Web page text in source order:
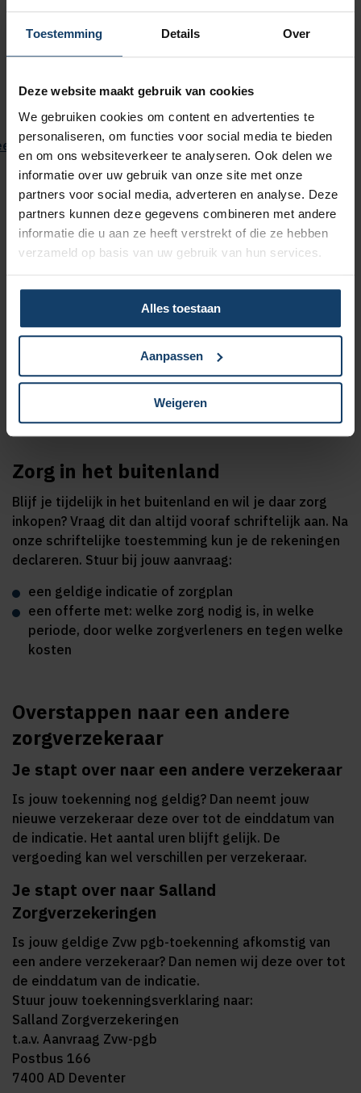
Toestemming Details Over
Deze website maakt gebruik van cookies
We gebruiken cookies om content en advertenties te
personaliseren, om functies voor social media te bieden
en om ons websiteverkeer te analyseren. Ook delen we
informatie over uw gebruik van onze site met onze
partners voor social media, adverteren en analyse. Deze
partners kunnen deze gegevens combineren met andere
informatie die u aan ze heeft verstrekt of die ze hebben
verzameld op basis van uw gebruik van hun services.
Alles toestaan
Aanpassen
Weigeren
schriftelijk bericht, uiterlijk binnen 6 weken.
voor
Formele en informele
zorgaanbieders
Met een Zvw-pgb kies je zelf je zorgverleners. Er zijn
Formele zorgaanbieders – zij voldoen aan de eisen
Informele zorgaanbieders – bijvoorbeeld iemand
uit jouw eigen netwerk
Je sluit zelf een overeenkomst met de zorgaanbieder.
Voorbeelden vind je op de website van de SVB
Zorg in het buitenland
Blijf je tijdelijk in het buitenland en wil je daar zorg
inkopen? Vraag dit dan altijd vooraf schriftelijk aan. Na
onze schriftelijke toestemming kun je de rekeningen
declareren. Stuur bij jouw aanvraag:
een geldige indicatie of zorgplan
een offerte met: welke zorg nodig is, in welke
periode, door welke zorgverleners en tegen welke
kosten
Overstappen naar een andere
zorgverzekeraar
Je stapt over naar een andere verzekeraar
Is jouw toekenning nog geldig? Dan neemt jouw
nieuwe verzekeraar deze over tot de einddatum van
de indicatie. Het aantal uren blijft gelijk. De
vergoeding kan wel verschillen per verzekeraar.
Je stapt over naar Salland
Zorgverzekeringen
Is jouw geldige Zvw pgb-toekenning afkomstig van
een andere verzekeraar? Dan nemen wij deze over tot
de einddatum van de indicatie.
Stuur jouw toekenningsverklaring naar:
Salland Zorgverzekeringen
t.a.v. Aanvraag Zvw-pgb
Postbus 166
7400 AD Deventer